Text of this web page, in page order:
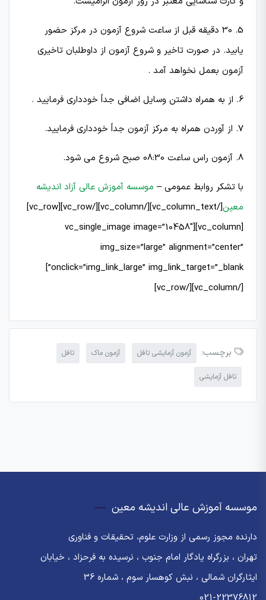
5. 30 دقیقه قبل از ساعت شروع آزمون در مركز حضور
یابید. در صورت تاخیر و شروع آزمون از داوطلبان تاخیری
آزمون بعمل نخواهد آمد .
6. از به همراه داشتن وسایل اضافی جداً خودداری فرمایید .
7. از آوردن همراه به مركز آزمون جداً خودداری فرمایید.
8. آزمون راس ساعت 08:30 صبح شروع می شود.
با تشکر روابط عمومی – موسسه آموزش عالی آزاد اندیشه
معین
[/vc_column_text][/vc_column][/vc_row][vc_row]
[vc_column][vc_single_image image=”10458″
img_size=”large” alignment=”center”
onclick=”img_link_large” img_link_target=”_blank”]
[/vc_column][/vc_row]
برچسب: آزمون آزمایشی تافل آزمون ماک تافل
تافل آزمایشی
موسسه آموزش عالی اندیشه معین
دارنده مجوز رسمی از وزارت علوم، تحقیقات و فناوری
تهران ، بزرگراه یادگار امام جنوب ، نرسیده به فرحزاد ، خیابان
ایثارگران شمالی ، نبش کوهسار سوم ، شماره 36